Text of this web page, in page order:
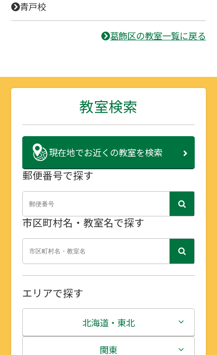
青戸校
葛飾区の教室一覧に戻る
教室検索
現在地でお近くの教室を検索
郵便番号で探す
市区町村名・教室名で探す
エリアで探す
北海道・東北
北海道
関東